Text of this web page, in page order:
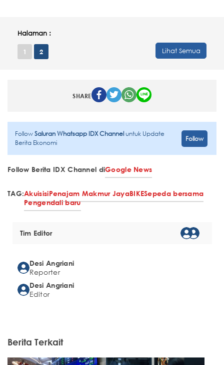
Halaman :
1 2 Lihat Semua
SHARE
FollowSaluran Whatsapp IDX Channeluntuk Update
Berita Ekonomi
Follow
Follow Berita IDX Channel diGoogle News
TAG:AkuisisiPenajam Makmur JayaBIKESepeda bersama
Pengendali baru
Tim Editor
Desi Angriani
Reporter
Desi Angriani
Editor
Berita Terkait